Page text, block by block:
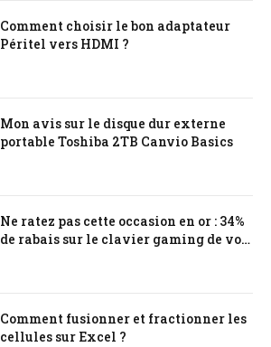
Comment choisir le bon adaptateur
Péritel vers HDMI ?
Mon avis sur le disque dur externe
portable Toshiba 2TB Canvio Basics
Ne ratez pas cette occasion en or : 34%
de rabais sur le clavier gaming de vos
Comment fusionner et fractionner les
cellules sur Excel ?